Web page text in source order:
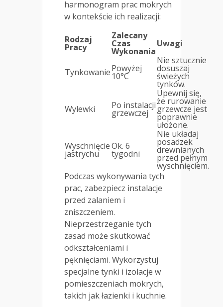
harmonogram prac mokrych
w kontekście ich realizacji:
Rodzaj
Pracy
Zalecany
Czas
Wykonania
Uwagi
TynkowaniePowyżej
10°C
Nie sztucznie
dosuszaj
świeżych
tynków.
Wylewki Po instalacji
grzewczej
Upewnij się,
że rurowanie
grzewcze jest
poprawnie
ułożone.
Wyschnięcie
jastrychu
Ok. 6
tygodni
Nie układaj
posadzek
drewnianych
przed pełnym
wyschnięciem.
Podczas wykonywania tych
prac, zabezpiecz instalacje
przed zalaniem i
zniszczeniem.
Nieprzestrzeganie tych
zasad może skutkować
odkształceniami i
pęknięciami. Wykorzystuj
specjalne tynki i izolacje w
pomieszczeniach mokrych,
takich jak łazienki i kuchnie.